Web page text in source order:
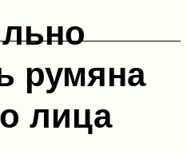
румяна
лица